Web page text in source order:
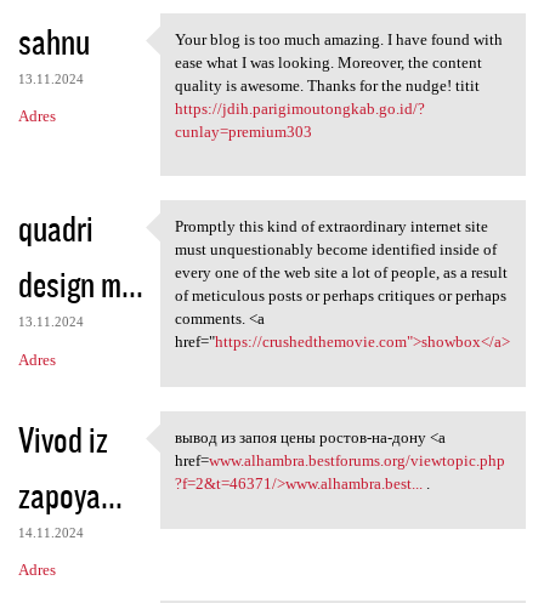
sahnu
13.11.2024
Adres
Your blog is too much amazing
Your blog is too much amazing. I have found with
ease what I was looking. Moreover, the content
quality is awesome. Thanks for the nudge! titit
https://jdih.parigimoutongkab.go.id/?
cunlay=premium303
quadri
design m...
13.11.2024
Adres
Promptly this kind of
Promptly this kind of extraordinary internet site
must unquestionably become identified inside of
every one of the web site a lot of people, as a result
of meticulous posts or perhaps critiques or perhaps
comments. <a
href="https://crushedthemovie.com">showbox</a>
Vivod iz
zapoya...
14.11.2024
Adres
вывод из запоя цены ростов-на
вывод из запоя цены ростов-на-дону <a
href=www.alhambra.bestforums.org/viewtopic.php
?f=2&t=46371/>www.alhambra.best...